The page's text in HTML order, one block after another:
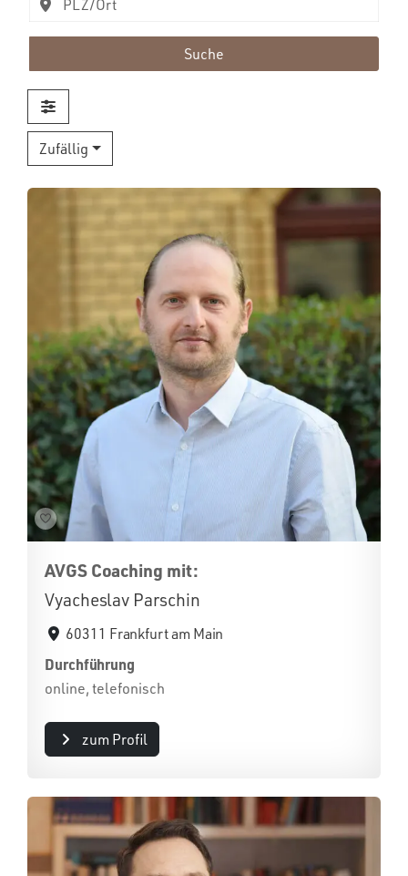
Suche
Zufällig
AVGS Coaching mit:
Vyacheslav Parschin
60311 Frankfurt am Main
Durchführung
online, telefonisch
zum Profil